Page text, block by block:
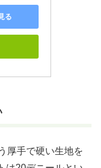
る
厚手で硬い生地を